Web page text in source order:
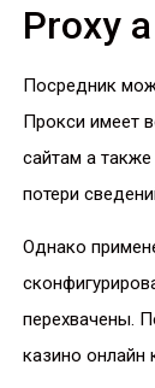
Proxy
Посредник
Прокси имеет
сайтам а
потери
Однако
перехвачены.
казино онлайн